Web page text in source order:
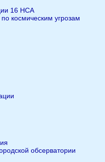
16 НСА
космическим угрозам
обсерватории